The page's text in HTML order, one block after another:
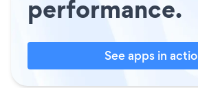
performance.
See apps in